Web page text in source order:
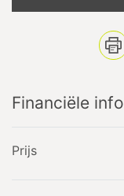
Financiële info
Prijs